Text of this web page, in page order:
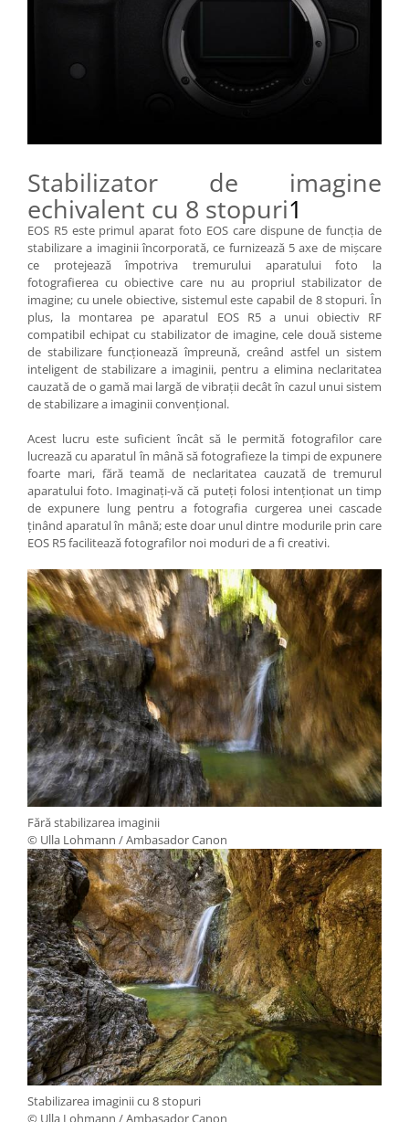
Stabilizator de imagine
echivalent cu 8 stopuri1
EOS R5 este primul aparat foto EOS care dispune de funcţia de
stabilizare a imaginii încorporată, ce furnizează 5 axe de mişcare
ce protejează împotriva tremurului aparatului foto la
fotografierea cu obiective care nu au propriul stabilizator de
imagine; cu unele obiective, sistemul este capabil de 8 stopuri. În
plus, la montarea pe aparatul EOS R5 a unui obiectiv RF
compatibil echipat cu stabilizator de imagine, cele două sisteme
de stabilizare funcţionează împreună, creând astfel un sistem
inteligent de stabilizare a imaginii, pentru a elimina neclaritatea
cauzată de o gamă mai largă de vibraţii decât în cazul unui sistem
de stabilizare a imaginii convenţional.
Acest lucru este suficient încât să le permită fotografilor care
lucrează cu aparatul în mână să fotografieze la timpi de expunere
foarte mari, fără teamă de neclaritatea cauzată de tremurul
aparatului foto. Imaginaţi-vă că puteţi folosi intenţionat un timp
de expunere lung pentru a fotografia curgerea unei cascade
ţinând aparatul în mână; este doar unul dintre modurile prin care
EOS R5 facilitează fotografilor noi moduri de a fi creativi.
Fără stabilizarea imaginii
© Ulla Lohmann / Ambasador Canon
Stabilizarea imaginii cu 8 stopuri
© Ulla Lohmann / Ambasador Canon